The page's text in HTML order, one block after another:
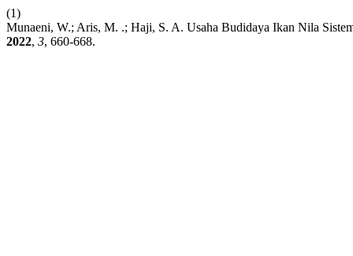
(1)
Munaeni, W.; Aris, M. .; Haji, S. A. Usaha Budidaya Ikan Nila
2022, 3, 660-668.